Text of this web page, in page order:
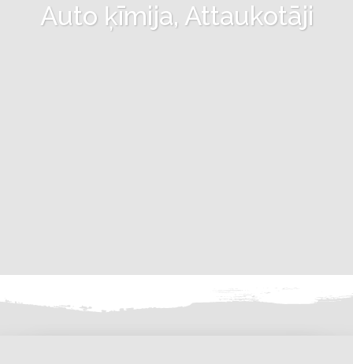
Auto ķīmija, Attaukotāji